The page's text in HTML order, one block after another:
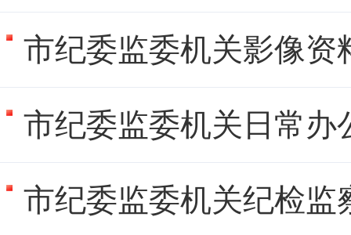
市纪委监委机关影像资
市纪委监委机关日常办
市纪委监委机关纪检监